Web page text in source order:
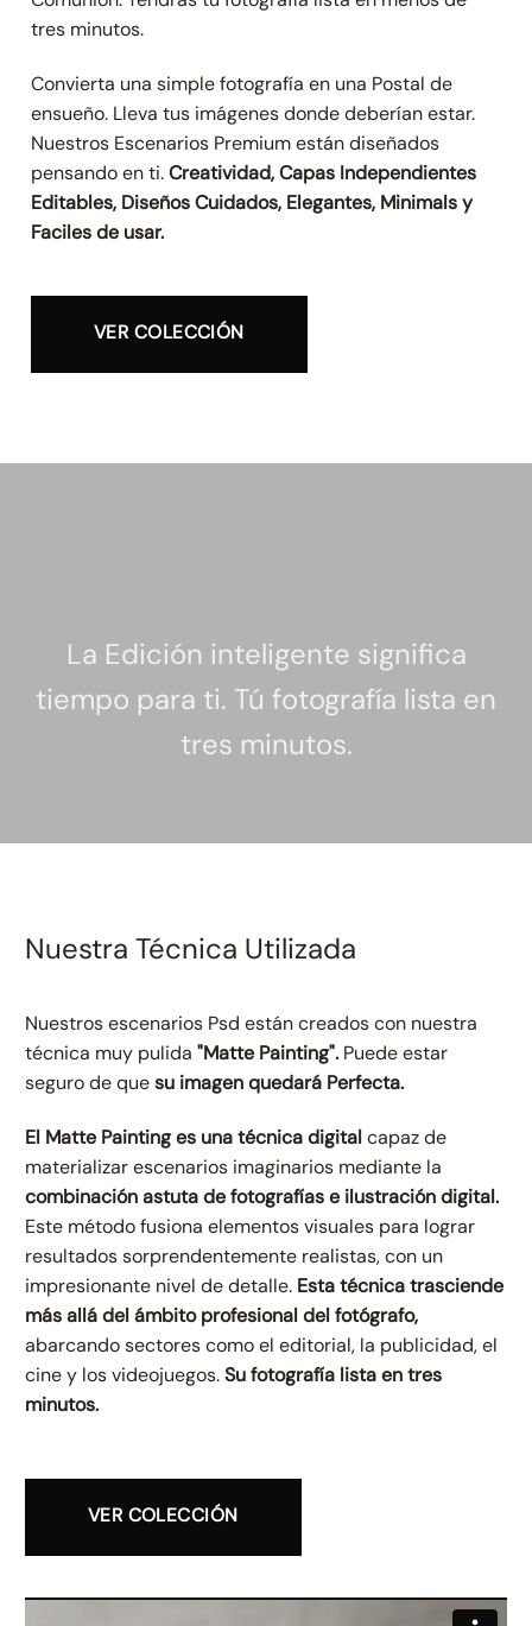
tres minutos.
Convierta una simple fotografía en una Postal de
ensueño. Lleva tus imágenes donde deberían estar.
Nuestros Escenarios Premium están diseñados
pensando en ti.Creatividad, Capas Independientes
Editables, Diseños Cuidados, Elegantes, Minimals y
Faciles de usar.
VER COLECCIÓN
La Edición inteligente significa
tiempo para ti. Tú fotografía lista en
tres minutos.
Nuestra Técnica Utilizada
Nuestros escenarios Psd están creados con nuestra
técnica muy pulida "Matte Painting". Puede estar
seguro de quesu imagen quedará Perfecta.
El Matte Painting es una técnica digitalcapaz de
materializar escenarios imaginarios mediante la
combinación astuta de fotografías e ilustración digital.
Este método fusiona elementos visuales para lograr
resultados sorprendentemente realistas, con un
impresionante nivel de detalle. Esta técnicatrasciende
más allá del ámbito profesional del fotógrafo,
abarcando sectores como el editorial, la publicidad, el
cine y los videojuegos.Su fotografía lista en tres
minutos.
VER COLECCIÓN